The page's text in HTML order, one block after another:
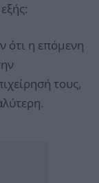
ότι η επόμενη
τους,